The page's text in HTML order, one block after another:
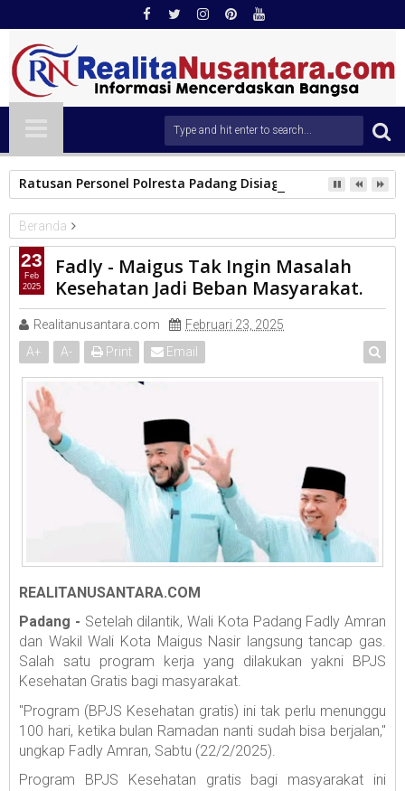
Ratusan Personel Polresta Padang Disiagakan Amankan
Beranda
PEMKO PADANG
Fadly - Maigus Tak Ingin Masalah Kesehatan Jadi Beban
Masyarakat.
Fadly - Maigus Tak Ingin Masalah
Kesehatan Jadi Beban Masyarakat.
Realitanusantara.com
Februari 23, 2025
A+ A- Print Email
REALITANUSANTARA.COM
Padang - Setelah dilantik, Wali Kota Padang Fadly Amran
dan Wakil Wali Kota Maigus Nasir langsung tancap gas.
Salah satu program kerja yang dilakukan yakni BPJS
Kesehatan Gratis bagi masyarakat.
"Program (BPJS Kesehatan gratis) ini tak perlu menunggu
100 hari, ketika bulan Ramadan nanti sudah bisa berjalan,"
ungkap Fadly Amran, Sabtu (22/2/2025).
Program BPJS Kesehatan gratis bagi masyarakat ini
23
Feb
2025